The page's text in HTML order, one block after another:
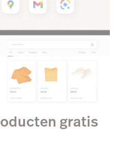
gratis